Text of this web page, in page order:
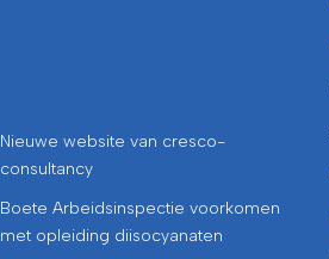
Nieuwe website van cresco-
consultancy
Boete Arbeidsinspectie voorkomen
met opleiding diisocyanaten